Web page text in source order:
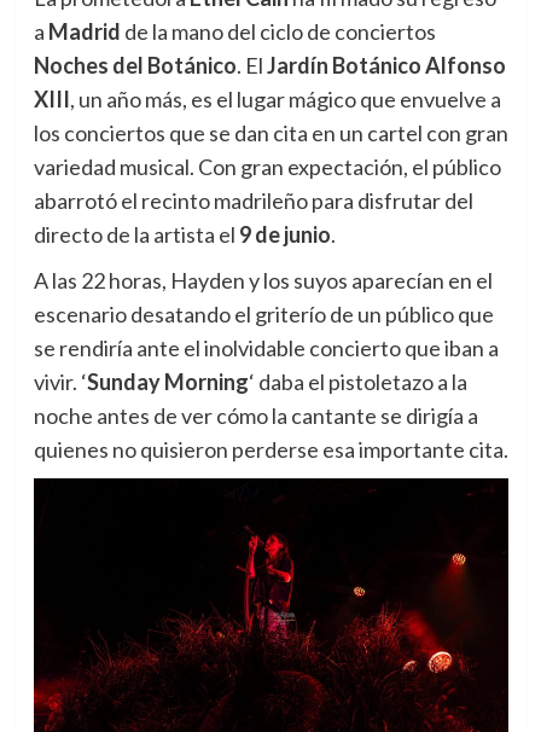
a Madrid de la mano del ciclo de conciertos
Noches del Botánico. ElJardín Botánico Alfonso
XIII, un año más, es el lugar mágico que envuelve a
los conciertos que se dan cita en un cartel con gran
variedad musical. Con gran expectación, el público
abarrotó el recinto madrileño para disfrutar del
directo de la artista el 9 de junio.
A las 22 horas, Hayden y los suyos aparecían en el
escenario desatando el griterío de un público que
se rendiría ante el inolvidable concierto que iban a
vivir. ‘Sunday Morning‘ daba el pistoletazo a la
noche antes de ver cómo la cantante se dirigía a
quienes no quisieron perderse esa importante cita.